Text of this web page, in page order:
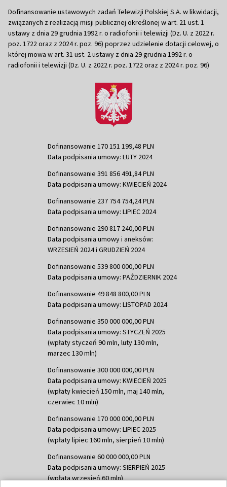
Dofinansowanie ustawowych zadań Telewizji Polskiej S.A. w likwidacji,
związanych z realizacją misji publicznej określonej w art. 21 ust. 1
ustawy z dnia 29 grudnia 1992 r. o radiofonii i telewizji (Dz. U. z 2022 r.
poz. 1722 oraz z 2024 r. poz. 96) poprzez udzielenie dotacji celowej, o
której mowa w art. 31 ust. 2 ustawy z dnia 29 grudnia 1992 r. o
radiofonii i telewizji (Dz. U. z 2022 r. poz. 1722 oraz z 2024 r. poz. 96)
Dofinansowanie 170 151 199,48 PLN
Data podpisania umowy: LUTY 2024
Dofinansowanie 391 856 491,84 PLN
Data podpisania umowy: KWIECIEŃ 2024
Dofinansowanie 237 754 754,24 PLN
Data podpisania umowy: LIPIEC 2024
Dofinansowanie 290 817 240,00 PLN
Data podpisania umowy i aneksów:
WRZESIEŃ 2024 i GRUDZIEŃ 2024
Dofinansowanie 539 800 000,00 PLN
Data podpisania umowy: PAŹDZIERNIK 2024
Dofinansowanie 49 848 800,00 PLN
Data podpisania umowy: LISTOPAD 2024
Dofinansowanie 350 000 000,00 PLN
Data podpisania umowy: STYCZEŃ 2025
(wpłaty styczeń 90 mln, luty 130 mln,
marzec 130 mln)
Dofinansowanie 300 000 000,00 PLN
Data podpisania umowy: KWIECIEŃ 2025
(wpłaty kwiecień 150 mln, maj 140 mln,
czerwiec 10 mln)
Dofinansowanie 170 000 000,00 PLN
Data podpisania umowy: LIPIEC 2025
(wpłaty lipiec 160 mln, sierpień 10 mln)
Dofinansowanie 60 000 000,00 PLN
Data podpisania umowy: SIERPIEŃ 2025
(wpłata wrzesień 60 mln)